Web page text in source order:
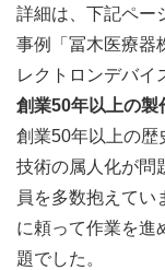
詳細は、下記ペー
事例「冨木医療器
レクトロンデバイ
創業50年以上の製
創業50年以上の歴
技術の属人化が問
員を多数抱えてい
に頼って作業を進
題でした。